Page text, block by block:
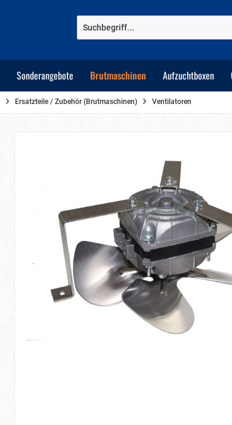
Sonderangebote Brutmaschinen Aufzuchtboxen
Ersatzteile / Zubehör (Brutmaschinen) Ventilatoren